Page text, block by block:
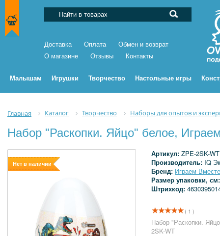
Доставка Оплата
Обмен и возврат
О магазине
Отзывы Контакты
Малышам Игрушки Творчество Настольные игры
Главная Каталог Творчество Наборы для опытов и
Набор "Раскопки. Яйцо" белое,
Нет в наличии
Артикул: ZPE-2SK-WT
Производитель: IQ
Бренд: Играем Вместе
Размер упаковки,
Штрихкод:
( 1 )
Набор "Раскопки.
2SK-WT